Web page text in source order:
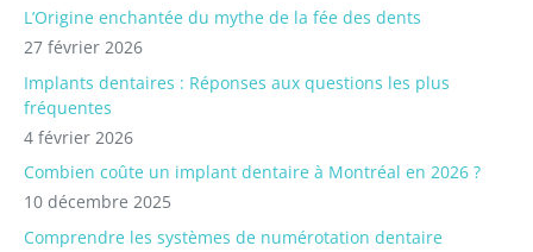
L’Origine enchantée du mythe de la fée des dents
27 février 2026
Implants dentaires : Réponses aux questions les plus
fréquentes
4 février 2026
Combien coûte un implant dentaire à Montréal en 2026 ?
10 décembre 2025
Comprendre les systèmes de numérotation dentaire